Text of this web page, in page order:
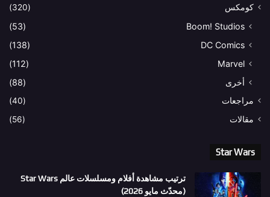
كومكس
(320)
Boom! Studios
(53)
DC Comics
(138)
Marvel
(112)
أخرى
(88)
مراجعات
(40)
مقالات
(56)
Star Wars
ترتيب مشاهدة أفلام ومسلسلات عالم Star Wars
(محدّث مايو 2026)